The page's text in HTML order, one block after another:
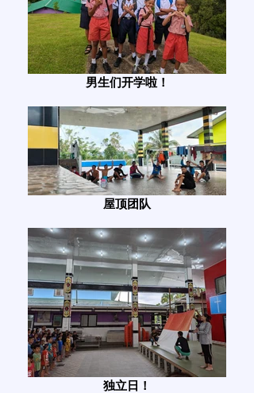
男生们开学啦！
屋顶团队
独立日！